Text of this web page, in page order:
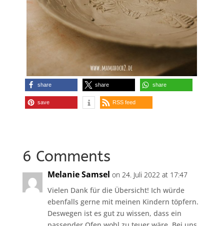
share share share
save RSS feed
6 Comments
Melanie Samsel on 24. Juli 2022 at 17:47
Vielen Dank für die Übersicht! Ich würde
ebenfalls gerne mit meinen Kindern töpfern.
Deswegen ist es gut zu wissen, dass ein